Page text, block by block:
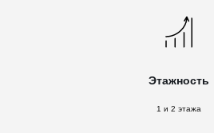
Этажность
1 и 2 этажа